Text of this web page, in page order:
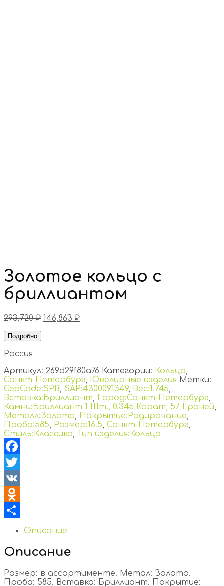
Золотое кольцо с
бриллиантом
293,720₽ 146,863 ₽
Подробно
Россия
Артикул: 269d29f80a76 Категории: Кольца,
Санкт-Петербург, Ювелирные изделия Метки:
GeoCode:SPB, SAP:4300091349, Вес:1.745,
Вставка:Бриллиант, Город:Санкт-Петербург,
Камни:Бриллиант 1 Шт., 0.345 Карат, 57 Граней,
Металл:Золото, Покрытие:Родирование,
Проба:585, Размер:16.5, Санкт-Петербург,
Стиль:Классика, Тип изделия:Кольцо
Facebook
Twitter
VK
Odnoklassniki
Отправить
Описание
Описание
Размер: в ассортименте. Метал: Золото.
Проба: 585. Вставка: Бриллиант. Покрытие: